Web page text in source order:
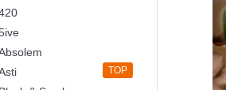
TOP